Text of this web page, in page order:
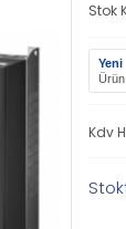
Stok
Yeni
Ürün
Kdv